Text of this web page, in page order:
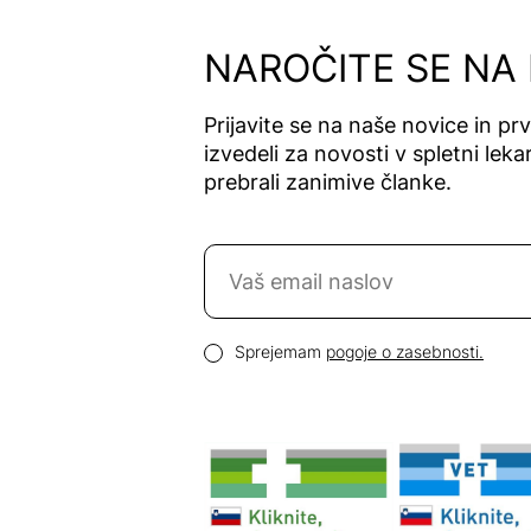
Alga Maris
Algea
Algena
Alhydran
Alkaloid
Allergika
Allergodil
Allpresan
Alter
Heideschäfer
Amos Vital
NAROČITE SE NA
Prijavite se na naše novice in
izvedeli za novosti v spletni
prebrali zanimive članke.
Naročite se na novice
Pogoji zasebnosti
Sprejemam pogoje o zasebnosti.